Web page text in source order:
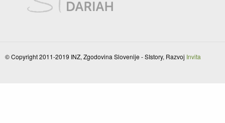
© Copyright 2011-2019 INZ, Zgodovina Slovenije - SIstory, Razvoj Invita